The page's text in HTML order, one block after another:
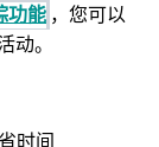
功能 ，您可以
。